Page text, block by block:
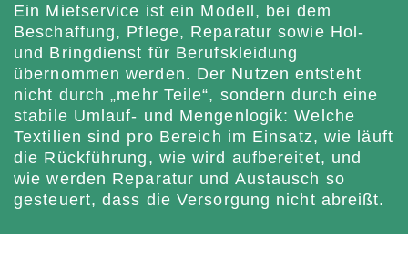
Ein Mietservice ist ein Modell, bei dem
Beschaffung, Pflege, Reparatur sowie Hol-
und Bringdienst für Berufskleidung
übernommen werden. Der Nutzen entsteht
nicht durch „mehr Teile“, sondern durch eine
stabile Umlauf- und Mengenlogik: Welche
Textilien sind pro Bereich im Einsatz, wie läuft
die Rückführung, wie wird aufbereitet, und
wie werden Reparatur und Austausch so
gesteuert, dass die Versorgung nicht abreißt.